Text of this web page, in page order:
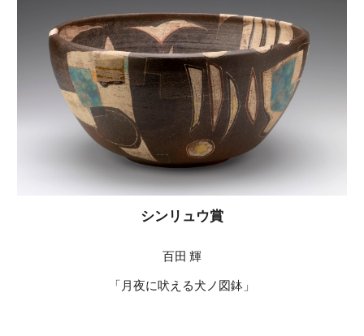
シンリュウ賞
百田 輝
「月夜に吠える犬ノ図鉢」